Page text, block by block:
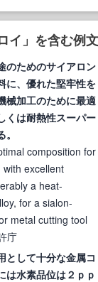
イ」を含む例
のためのサイアロン
に、優れた堅牢性を
械加工のために最適
くは耐熱性スーパー
composition for
excellent
a heat-
for a sialon-
metal cutting tool
庁
として十分な金属コ
は水素品位は２ｐｐ